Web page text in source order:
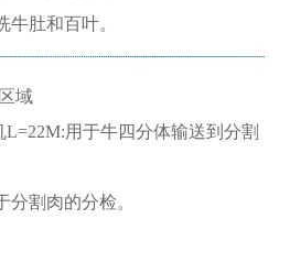
牛肚和百叶。
域
L=22M:用于牛四分体输送到分割
分割肉的分检。